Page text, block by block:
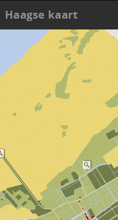
Haagse kaart